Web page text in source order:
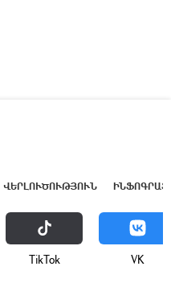
ՎԵՐԼՈՒԾՈՒԹՅՈՒՆ
ТikТоk VK